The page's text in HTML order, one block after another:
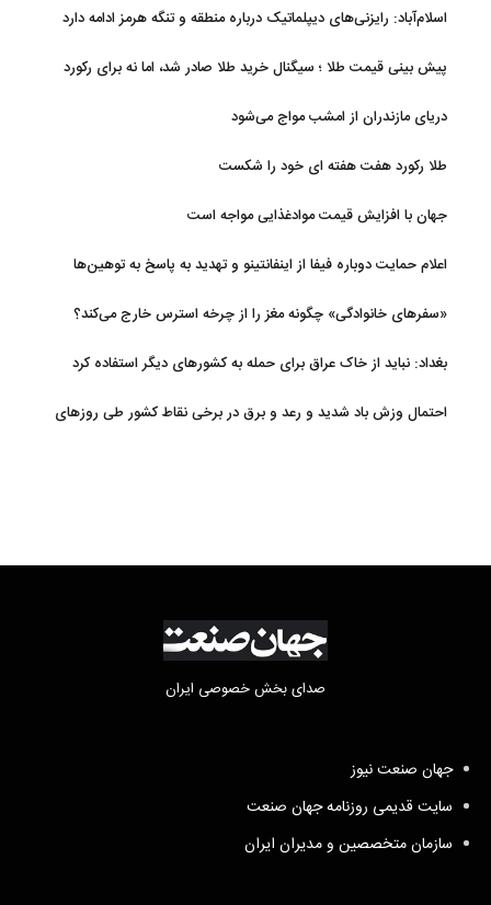
اسلام‌آباد: رایزنی‌های دیپلماتیک درباره منطقه و تنگه هرمز ادامه دارد
پیش بینی قیمت طلا ؛ سیگنال خرید طلا صادر شد، اما نه برای رکورد
دریای مازندران از امشب مواج می‌شود
طلا رکورد هفت هفته ای خود را شکست
جهان با افزایش قیمت موادغذایی مواجه است
اعلام حمایت دوباره فیفا از اینفانتینو و تهدید به پاسخ به توهین‌ها
«سفرهای خانوادگی» چگونه مغز را از چرخه استرس خارج می‌کند؟
بغداد: نباید از خاک عراق برای حمله به کشورهای دیگر استفاده کرد
احتمال وزش باد شدید و رعد و برق در برخی نقاط کشور طی روزهای
صدای بخش خصوصی ایران
جهان صنعت نیوز
سایت قدیمی روزنامه جهان صنعت
سازمان متخصصین و مدیران ایران